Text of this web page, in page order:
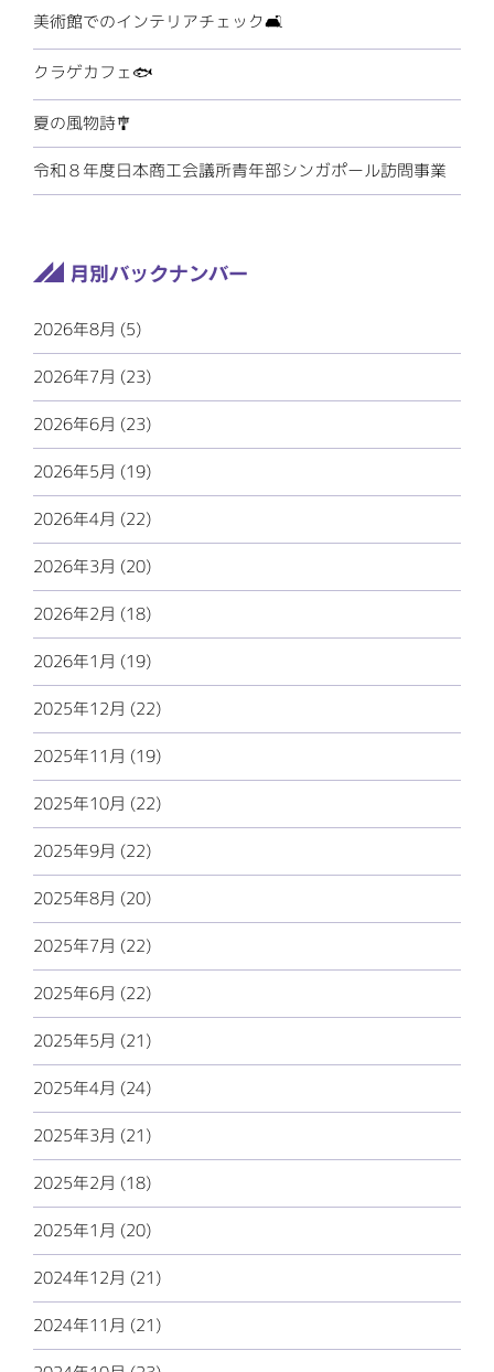
美術館でのインテリアチェック🛋️
クラゲカフェ🐟
夏の風物詩🎐
令和８年度日本商工会議所青年部シンガポール訪問事業
2026年8月 (5)
2026年7月 (23)
2026年6月 (23)
2026年5月 (19)
2026年4月 (22)
2026年3月 (20)
2026年2月 (18)
2026年1月 (19)
2025年12月 (22)
2025年11月 (19)
2025年10月 (22)
2025年9月 (22)
2025年8月 (20)
2025年7月 (22)
2025年6月 (22)
2025年5月 (21)
2025年4月 (24)
2025年3月 (21)
2025年2月 (18)
2025年1月 (20)
2024年12月 (21)
2024年11月 (21)